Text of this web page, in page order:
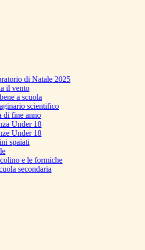
di Natale 2025
il vento
a scuola
scientifico
di fine anno
Under 18
Under 18
spaiati
e le formiche
secondaria